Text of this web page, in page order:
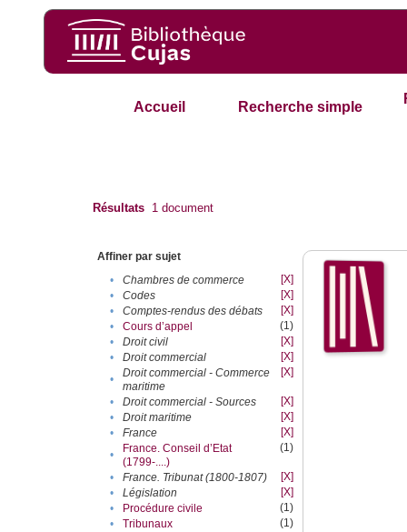
Accueil Recherche simple
Résultats 1 document
Affiner par sujet
•
Chambres de commerce
[X]
•
Codes
[X]
•
Comptes-rendus des débats
[X]
•
Cours d’appel
(1)
•
Droit civil
[X]
•
Droit commercial
[X]
•
Droit commercial - Commerce
maritime
[X]
• Droit commercial - Sources
[X]
•
Droit maritime
[X]
•
France
[X]
•
France. Conseil d’Etat
(1799-....)
(1)
• France. Tribunat (1800-1807)
[X]
•
Législation
[X]
•
Procédure civile
(1)
•
Tribunaux
(1)